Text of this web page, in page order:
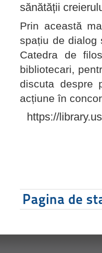
sănătății
Prin această
spațiu de dialog
Catedra de
bibliotecari,
discuta despre
acțiune în
https://
Pagina de